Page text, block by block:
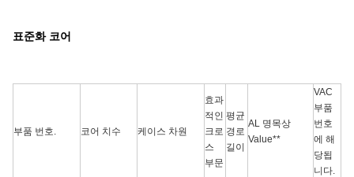
표준화 코어
부품 번호. 코어 치수 케이스 차원
효과
적인
크로
스
부문
평균
경로
길이
AL 명목상
Value**
VAC
부품
번호
에 해
당됩
니다.